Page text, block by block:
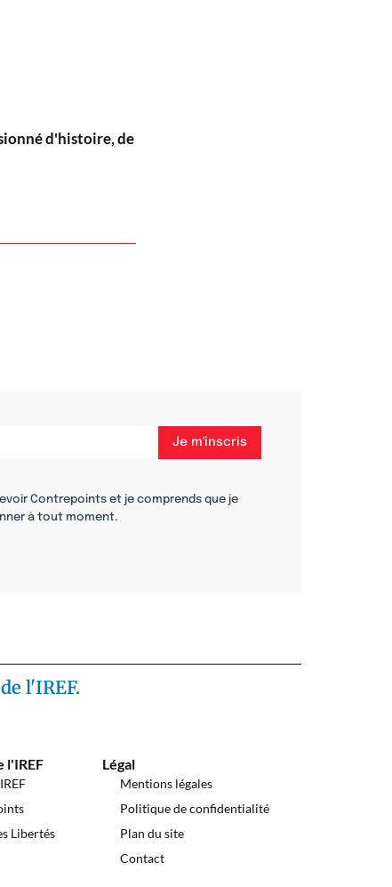
d'histoire, de
Contrepoints et je comprends que je
à tout moment.
l'IREF.
l'IREF
Libertés
Légal
Mentions légales
Politique de confidentialité
Plan du site
Contact